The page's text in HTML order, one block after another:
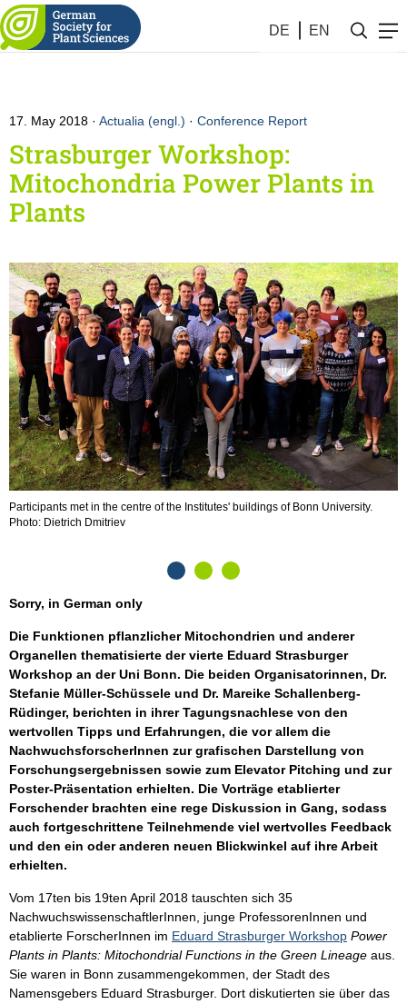
DE EN
17. May 2018 Actualia (engl.) · Conference Report
Strasburger Workshop:
Mitochondria Power Plants in
Plants
Participants met in the centre of the Institutes' buildings of Bonn University.
Photo: Dietrich Dmitriev
Sorry, in German only
Die Funktionen pflanzlicher Mitochondrien und anderer
Organellen thematisierte der vierte Eduard Strasburger
Workshop an der Uni Bonn. Die beiden Organisatorinnen, Dr.
Stefanie Müller-Schüssele und Dr. Mareike Schallenberg-
Rüdinger, berichten in ihrer Tagungsnachlese von den
wertvollen Tipps und Erfahrungen, die vor allem die
NachwuchsforscherInnen zur grafischen Darstellung von
Forschungsergebnissen sowie zum Elevator Pitching und zur
Poster-Präsentation erhielten. Die Vorträge etablierter
Forschender brachten eine rege Diskussion in Gang, sodass
auch fortgeschrittene Teilnehmende viel wertvolles Feedback
und den ein oder anderen neuen Blickwinkel auf ihre Arbeit
erhielten.
Vom 17ten bis 19ten April 2018 tauschten sich 35
NachwuchswissenschaftlerInnen, junge ProfessorenInnen und
etablierte ForscherInnen im Eduard Strasburger Workshop Power
Plants in Plants: Mitochondrial Functions in the Green Lineage aus.
Sie waren in Bonn zusammengekommen, der Stadt des
Namensgebers Eduard Strasburger. Dort diskutierten sie über das